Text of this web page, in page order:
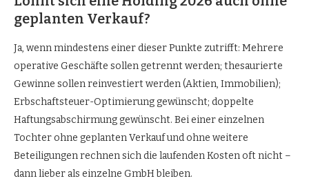
geplanten Verkauf?
Ja, wenn mindestens einer dieser Punkte zutrifft: Mehrere
operative Geschäfte sollen getrennt werden; thesaurierte
Gewinne sollen reinvestiert werden (Aktien, Immobilien);
Erbschaftsteuer-Optimierung gewünscht; doppelte
Haftungsabschirmung gewünscht. Bei einer einzelnen
Tochter ohne geplanten Verkauf und ohne weitere
Beteiligungen rechnen sich die laufenden Kosten oft nicht –
dann lieber als einzelne GmbH bleiben.